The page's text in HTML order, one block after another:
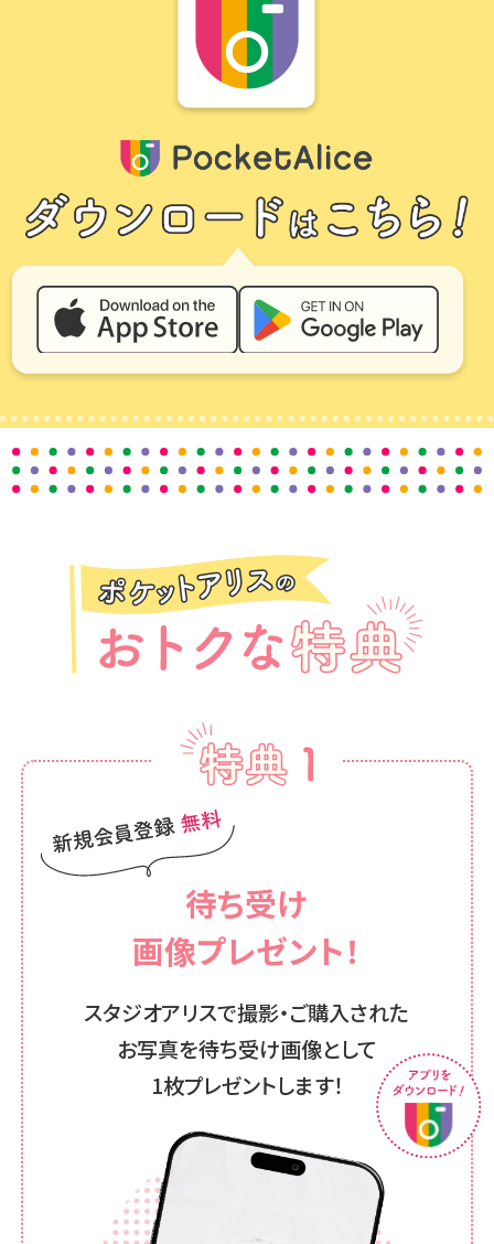
待ち受け
画像プレゼント！
スタジオアリスで撮影・ご購入された
お写真を待ち受け画像として
1枚プレゼントします！